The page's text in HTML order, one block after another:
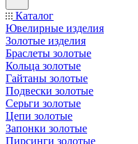
Каталог
Ювелирные изделия
Золотые изделия
Браслеты золотые
Кольца золотые
Гайтаны золотые
Подвески золотые
Серьги золотые
Цепи золотые
Запонки золотые
Пирсинги золотые